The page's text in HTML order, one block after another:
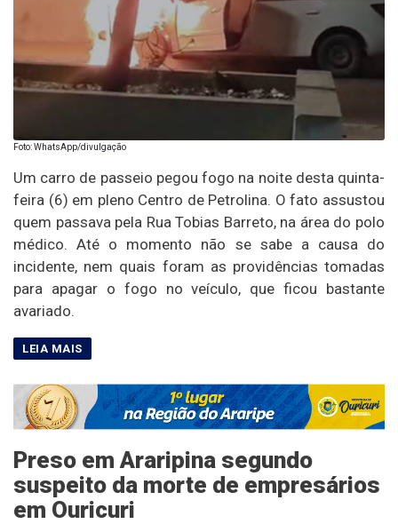
Foto: WhatsApp/divulgação
Um carro de passeio pegou fogo na noite desta quinta-
feira (6) em pleno Centro de Petrolina. O fato assustou
quem passava pela Rua Tobias Barreto, na área do polo
médico. Até o momento não se sabe a causa do
incidente, nem quais foram as providências tomadas
para apagar o fogo no veículo, que ficou bastante
avariado.
Preso em Araripina segundo
suspeito da morte de empresários
em Ouricuri